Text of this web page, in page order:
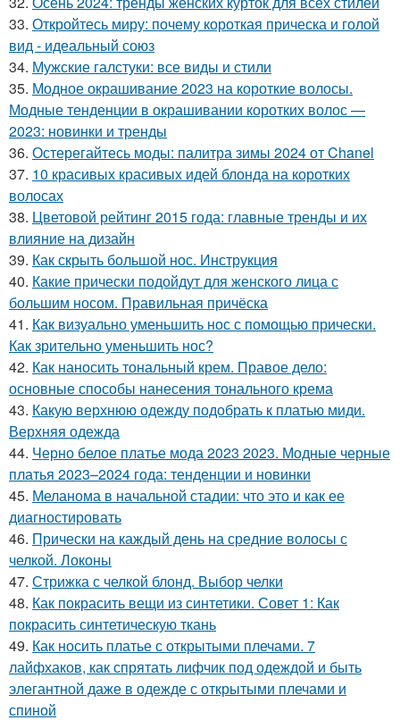
33. Откройтесь миру: почему короткая прическа и голой
вид - идеальный союз
34. Мужские галстуки: все виды и стили
35. Модное окрашивание 2023 на короткие волосы.
Модные тенденции в окрашивании коротких волос —
2023: новинки и тренды
36. Остерегайтесь моды: палитра зимы 2024 от Chanel
37. 10 красивых красивых идей блонда на коротких
волосах
38. Цветовой рейтинг 2015 года: главные тренды и их
влияние на дизайн
39. Как скрыть большой нос. Инструкция
40. Какие прически подойдут для женского лица с
большим носом. Правильная причёска
41. Как визуально уменьшить нос с помощью прически.
Как зрительно уменьшить нос?
42. Как наносить тональный крем. Правое дело:
основные способы нанесения тонального крема
43. Какую верхнюю одежду подобрать к платью миди.
Верхняя одежда
44. Черно белое платье мода 2023 2023. Модные черные
платья 2023–2024 года: тенденции и новинки
45. Меланома в начальной стадии: что это и как ее
диагностировать
46. Прически на каждый день на средние волосы с
челкой. Локоны
47. Стрижка с челкой блонд. Выбор челки
48. Как покрасить вещи из синтетики. Совет 1: Как
покрасить синтетическую ткань
49. Как носить платье с открытыми плечами. 7
лайфхаков, как спрятать лифчик под одеждой и быть
элегантной даже в одежде с открытыми плечами и
спиной